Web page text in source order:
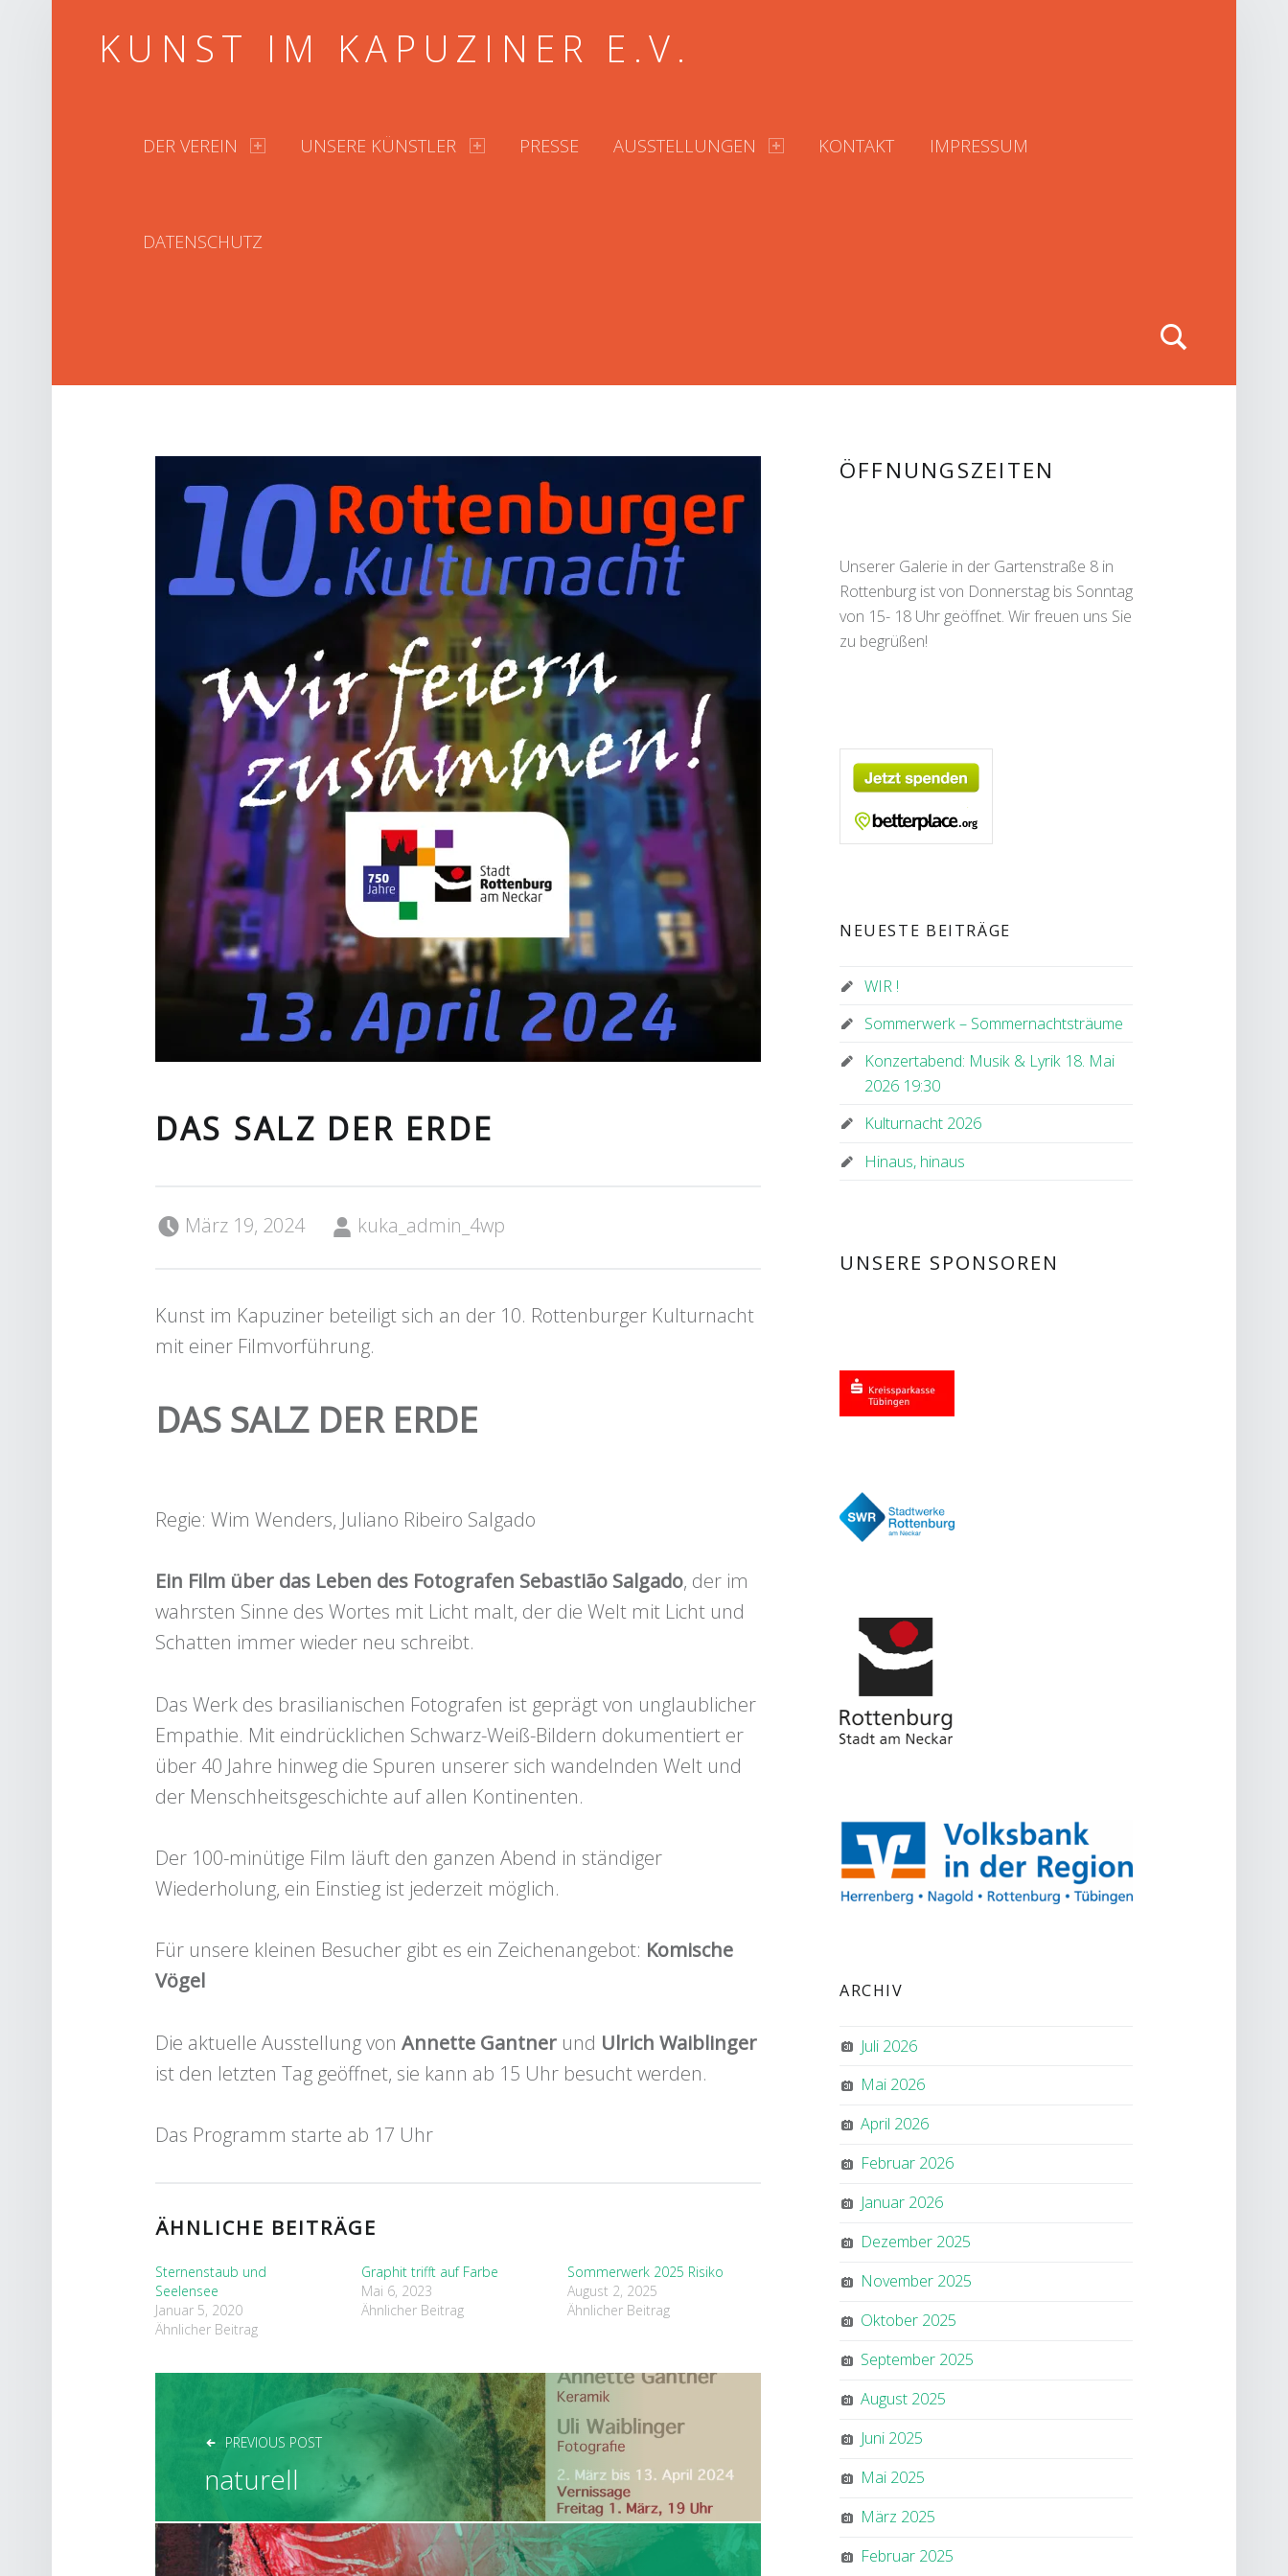
KUNST IM KAPUZINER E.V.
DER VEREIN UNSERE KÜNSTLER PRESSE AUSSTELLUNGEN KONTAKT IMPRESSUM
DATENSCHUTZ
DAS SALZ DER ERDE
März 19, 2024 kuka_admin_4wp
Kunst im Kapuziner beteiligt sich an der 10. Rottenburger Kulturnacht
mit einer Filmvorführung.
DAS SALZ DER ERDE
Regie: Wim Wenders, Juliano Ribeiro Salgado
Ein Film über das Leben des Fotografen Sebastião Salgado, der im
wahrsten Sinne des Wortes mit Licht malt, der die Welt mit Licht und
Schatten immer wieder neu schreibt.
Das Werk des brasilianischen Fotografen ist geprägt von unglaublicher
Empathie. Mit eindrücklichen Schwarz-Weiß-Bildern dokumentiert er
über 40 Jahre hinweg die Spuren unserer sich wandelnden Welt und
der Menschheitsgeschichte auf allen Kontinenten.
Der 100-minütige Film läuft den ganzen Abend in ständiger
Wiederholung, ein Einstieg ist jederzeit möglich.
Für unsere kleinen Besucher gibt es ein Zeichenangebot: Komische
Vögel
Die aktuelle Ausstellung von Annette Gantner und Ulrich Waiblinger
ist den letzten Tag geöffnet, sie kann ab 15 Uhr besucht werden.
Das Programm starte ab 17 Uhr
ÄHNLICHE BEITRÄGE
Sternenstaub und
Seelensee
Januar 5, 2020
Ähnlicher Beitrag
Graphit trifft auf Farbe
Mai 6, 2023
Ähnlicher Beitrag
Sommerwerk 2025 Risiko
August 2, 2025
Ähnlicher Beitrag
BEITRAGSNAVIGATION
PREVIOUS POST
naturell
SIDEBAR
ÖFFNUNGSZEITEN
Unserer Galerie in der Gartenstraße 8 in
Rottenburg ist von Donnerstag bis Sonntag
von 15- 18 Uhr geöffnet. Wir freuen uns Sie
zu begrüßen!
NEUESTE BEITRÄGE
WIR !
Sommerwerk – Sommernachtsträume
Konzertabend: Musik & Lyrik 18. Mai
2026 19:30
Kulturnacht 2026
Hinaus, hinaus
UNSERE SPONSOREN
ARCHIV
Juli 2026
Mai 2026
April 2026
Februar 2026
Januar 2026
Dezember 2025
November 2025
Oktober 2025
September 2025
August 2025
Juni 2025
Mai 2025
März 2025
Februar 2025